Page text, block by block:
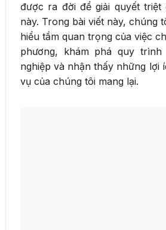
được ra đời để giải quyết triệt
này. Trong bài viết này, chúng
hiểu tầm quan trọng của việc
phương, khám phá quy
nghiệp và nhận thấy những lợi
vụ của chúng tôi mang lại.